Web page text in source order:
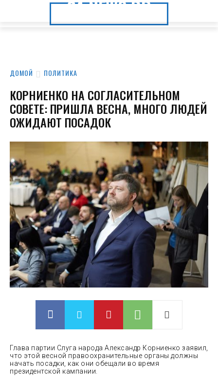
24.NEWS.DP
24.NEWS.DP
ДОМОЙ ПОЛИТИКА
КОРНИЕНКО НА СОГЛАСИТЕЛЬНОМ
СОВЕТЕ: ПРИШЛА ВЕСНА, МНОГО ЛЮДЕЙ
ОЖИДАЮТ ПОСАДОК
Глава партии Слуга народа Александр Корниенко заявил,
что этой весной правоохранительные органы должны
начать посадки, как они обещали во время
президентской кампании.